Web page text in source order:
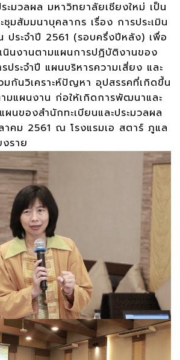
ะมวลผล มหาวิทยาลัยเชียงใหม่ เป็น
ชุมสัมมนาบุคลากร เรื่อง การประเมิน
ประจำปี 2561 (รอบครึ่งปีหลัง) เพื่อ
นินงานตามแผนการปฏิบัติงานของ
ระจำปี แผนบริหารความเสี่ยง และ
กันวิเคราะห์ปัญหา อุปสรรคที่เกิดขึ้น
มแผนงาน ก่อให้เกิดการพัฒนาและ
ผนของสำนักทะเบียนและประมวลผล
าคม 2561 ณ โรงแรมเอ สตาร์ ภูแล
ราย